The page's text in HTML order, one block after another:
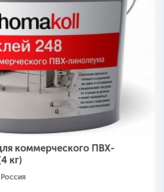
коммерческого ПВХ-
кг)
Россия